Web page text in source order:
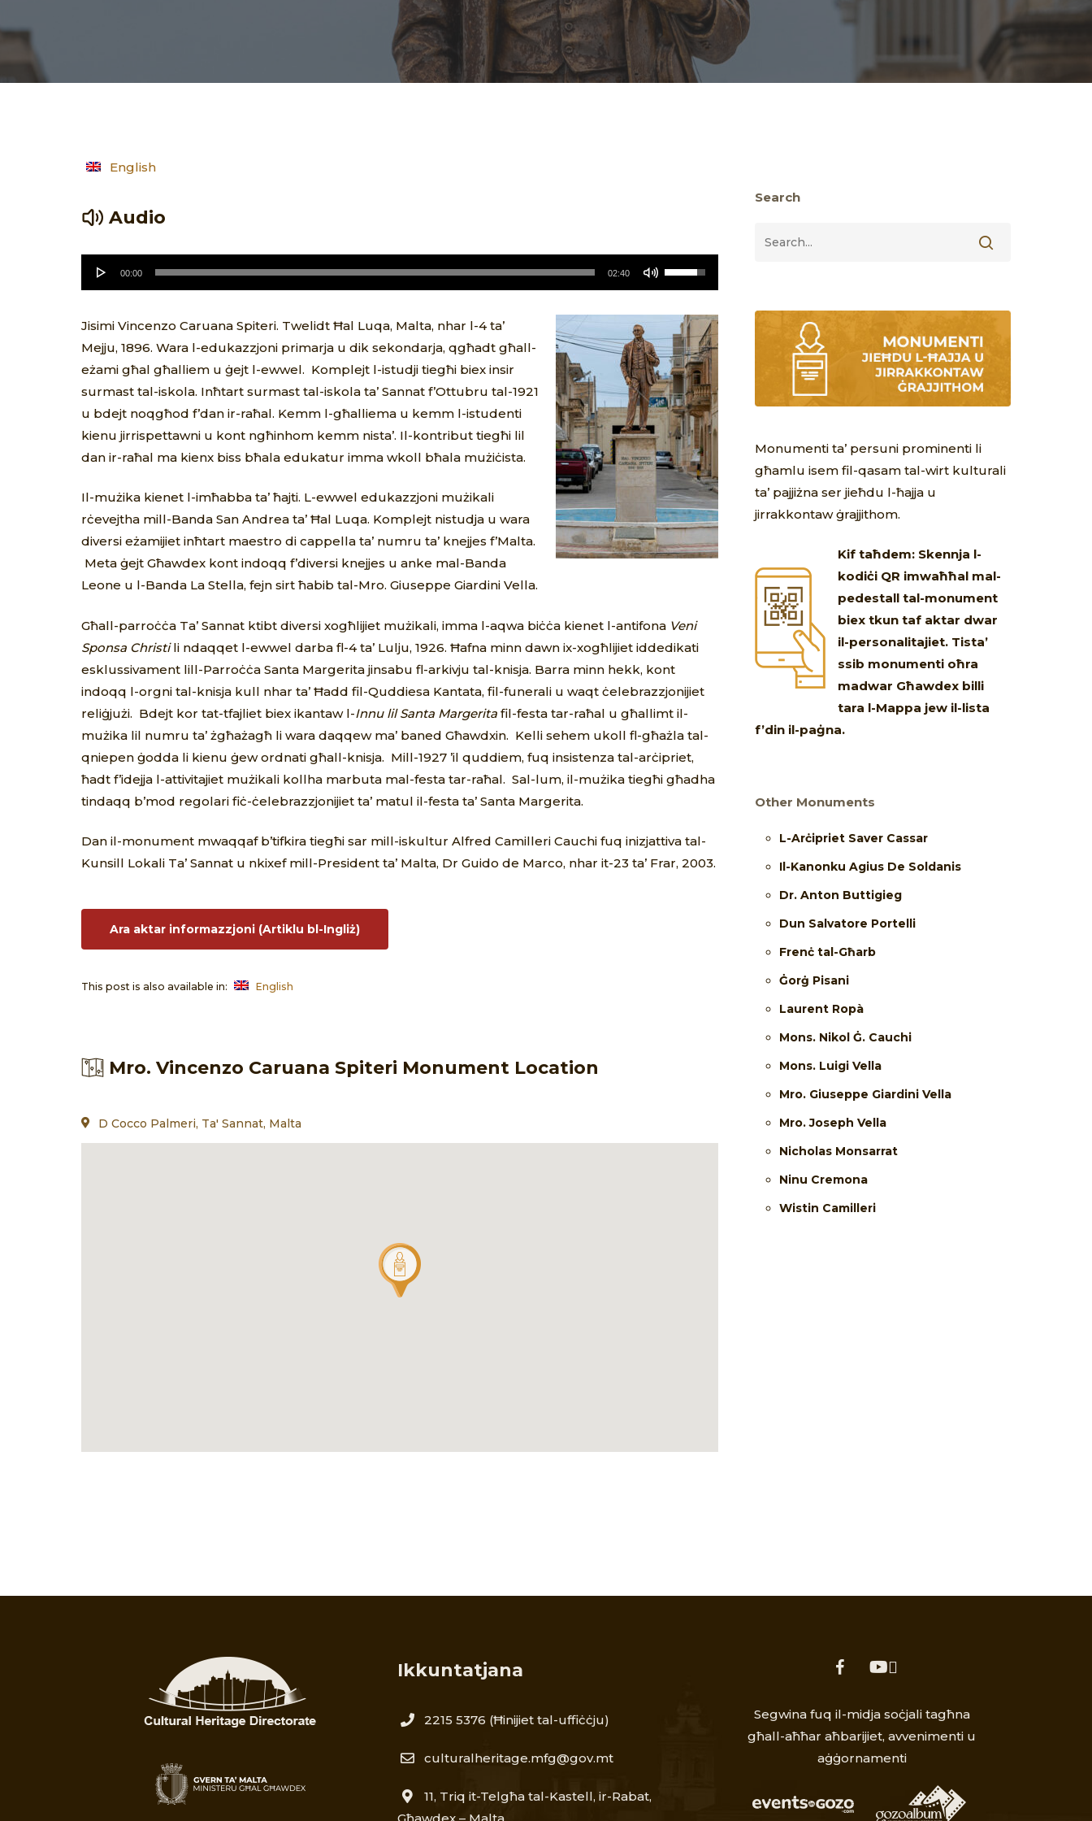
English
Audio
Audio
00:00 02:40
Use
Up/Down
keys
to
increase
or
decrease
volume.
Jisimi Vincenzo Caruana Spiteri. Twelidt Ħal Luqa, Malta, nhar l-4 ta’
Mejju, 1896. Wara l-edukazzjoni primarja u dik sekondarja, qgħadt għall-
eżami għal għalliem u ġejt l-ewwel. Komplejt l-istudji tiegħi biex insir
surmast tal-iskola. Inħtart surmast tal-iskola ta’ Sannat f’Ottubru tal-1921
u bdejt noqgħod f’dan ir-raħal. Kemm l-għalliema u kemm l-istudenti
kienu jirrispettawni u kont ngħinhom kemm nista’. Il-kontribut tiegħi lil
dan ir-raħal ma kienx biss bħala edukatur imma wkoll bħala mużiċista.
Il-mużika kienet l-imħabba ta’ ħajti. L-ewwel edukazzjoni mużikali
rċevejtha mill-Banda San Andrea ta’ Ħal Luqa. Komplejt nistudja u wara
diversi eżamijiet inħtart maestro di cappella ta’ numru ta’ knejjes f’Malta.
Meta ġejt Għawdex kont indoqq f’diversi knejjes u anke mal-Banda
Leone u l-Banda La Stella, fejn sirt ħabib tal-Mro. Giuseppe Giardini Vella.
Għall-parroċċa Ta’ Sannat ktibt diversi xogħlijiet mużikali, imma l-aqwa biċċa kienet l-antifona Veni
Sponsa Christili ndaqqet l-ewwel darba fl-4 ta’ Lulju, 1926. Ħafna minn dawn ix-xogħlijiet iddedikati
esklussivament lill-Parroċċa Santa Margerita jinsabu fl-arkivju tal-knisja. Barra minn hekk, kont
indoqq l-orgni tal-knisja kull nhar ta’ Ħadd fil-Quddiesa Kantata, fil-funerali u waqt ċelebrazzjonijiet
reliġjużi. Bdejt kor tat-tfajliet biex ikantaw l-Innu lil Santa Margerita fil-festa tar-raħal u għallimt il-
mużika lil numru ta’ żgħażagħ li wara daqqew ma’ baned Għawdxin. Kelli sehem ukoll fl-għażla tal-
qniepen ġodda li kienu ġew ordnati għall-knisja. Mill-1927 ’il quddiem, fuq insistenza tal-arċipriet,
ħadt f’idejja l-attivitajiet mużikali kollha marbuta mal-festa tar-raħal. Sal-lum, il-mużika tiegħi għadha
tindaqq b’mod regolari fiċ-ċelebrazzjonijiet ta’ matul il-festa ta’ Santa Margerita.
Dan il-monument mwaqqaf b’tifkira tiegħi sar mill-iskultur Alfred Camilleri Cauchi fuq inizjattiva tal-
Kunsill Lokali Ta’ Sannat u nkixef mill-President ta’ Malta, Dr Guido de Marco, nhar it-23 ta’ Frar, 2003.
Ara aktar informazzjoni (Artiklu bl-Ingliż)
This post is also available in: English
Mro. Vincenzo Caruana Spiteri Monument Location
D Cocco Palmeri, Ta' Sannat, Malta
Search
Monumenti ta’ persuni prominenti li
għamlu isem fil-qasam tal-wirt kulturali
ta’ pajjiżna ser jieħdu l-ħajja u
jirrakkontaw ġrajjithom.
Kif taħdem: Skennja l-
kodiċi QR imwaħħal mal-
pedestall tal-monument
biex tkun taf aktar dwar
il-personalitajiet. Tista’
ssib monumenti oħra
madwar Għawdex billi
tara l-Mappa jew il-lista
f’din il-paġna.
Other Monuments
L-Arċipriet Saver Cassar
Il-Kanonku Agius De Soldanis
Dr. Anton Buttigieg
Dun Salvatore Portelli
Frenċ tal-Għarb
Ġorġ Pisani
Laurent Ropà
Mons. Nikol Ġ. Cauchi
Mons. Luigi Vella
Mro. Giuseppe Giardini Vella
Mro. Joseph Vella
Nicholas Monsarrat
Ninu Cremona
Wistin Camilleri
Ikkuntatjana
2215 5376​ (Ħinijiet tal-uffiċċju)
culturalheritage.mfg@gov.mt
11, Triq it-Telgħa tal-Kastell, ir-Rabat,
facebookyoutube
Segwina fuq il-midja soċjali tagħna
għall-aħħar aħbarijiet, avvenimenti u
aġġornamenti